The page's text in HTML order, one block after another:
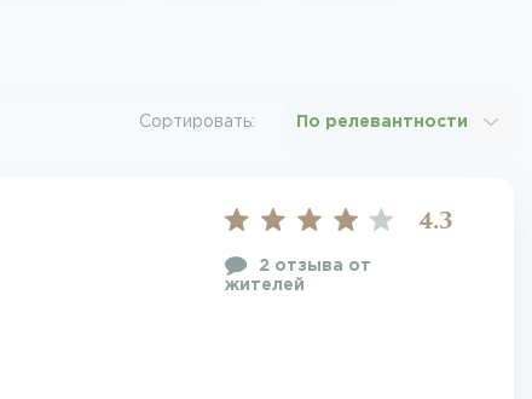
Сортировать: По релевантности
4.3
2 отзыва от
жителей